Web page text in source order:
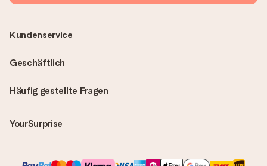
Häufig gestellte Fragen
YourSurprise
Kundenservice
Geschäftlich